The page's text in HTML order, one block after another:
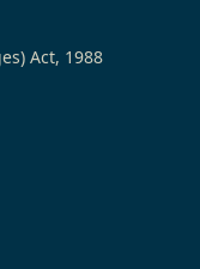
Act, 1988